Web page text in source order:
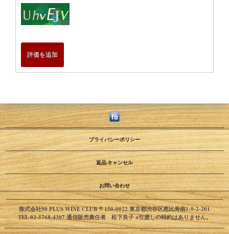
評価を追加
プライバシーポリシー
返品·キャンセル
お問い合わせ
株式会社90 PLUS WINE CLUB 〒150-0022 東京都渋谷区恵比寿南1-9-2-201
TEL 03-5768-4307 通信販売責任者 松下良子 ※引渡しの特約はありません。